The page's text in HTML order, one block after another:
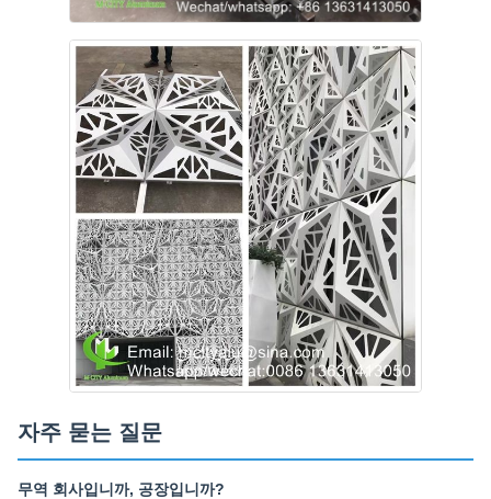
자주 묻는 질문
무역 회사입니까, 공장입니까?